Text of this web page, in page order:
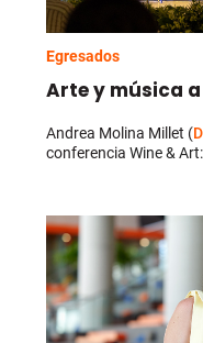
Egresados
Arte y música
Andrea Molina Millet (
conferenciaWine & Art: